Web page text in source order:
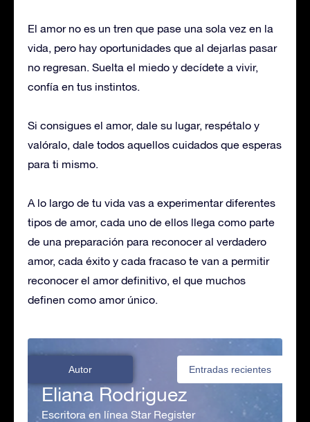
El amor no es un tren que pase una sola vez en la
vida, pero hay oportunidades que al dejarlas pasar
no regresan. Suelta el miedo y decídete a vivir,
confía en tus instintos.
Si consigues el amor, dale su lugar, respétalo y
valóralo, dale todos aquellos cuidados que esperas
para ti mismo.
A lo largo de tu vida vas a experimentar diferentes
tipos de amor, cada uno de ellos llega como parte
de una preparación para reconocer al verdadero
amor, cada éxito y cada fracaso te van a permitir
reconocer el amor definitivo, el que muchos
definen como amor único.
Autor Entradas recientes
Eliana Rodriguez
Escritora en línea Star Register